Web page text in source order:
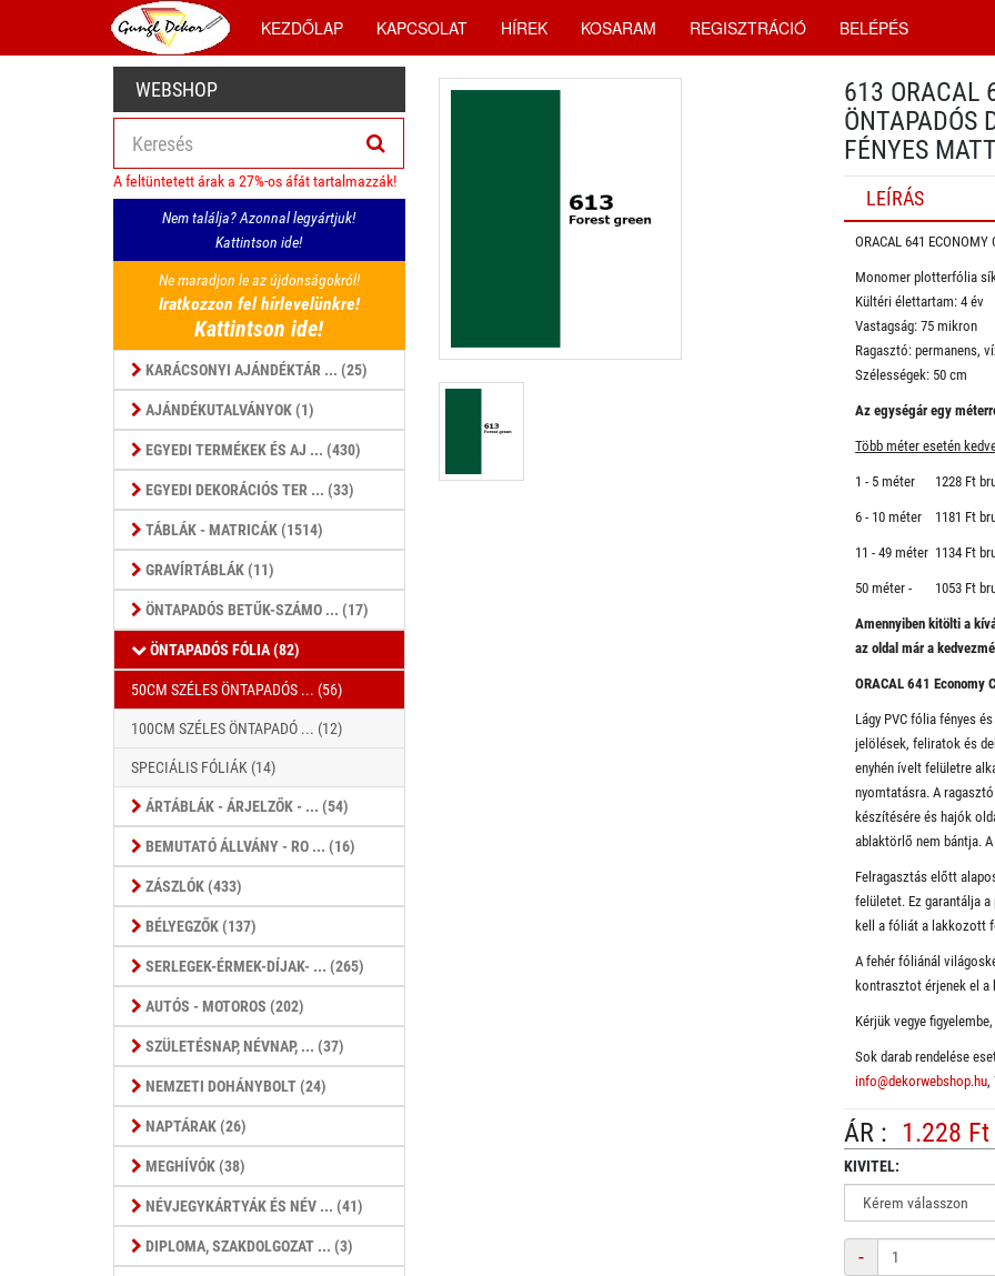
KEZDŐLAP KAPCSOLAT HÍREK KOSARAM REGISZTRÁCIÓ BELÉPÉS
WEBSHOP
A feltüntetett árak a 27%-os áfát tartalmazzák!
Nem találja? Azonnal legyártjuk!
Kattintson ide!
Ne maradjon le az újdonságokról!
Iratkozzon fel hírlevelünkre!
Kattintson ide!
KARÁCSONYI AJÁNDÉKTÁR ... (25)
AJÁNDÉKUTALVÁNYOK (1)
EGYEDI TERMÉKEK ÉS AJ ... (430)
EGYEDI DEKORÁCIÓS TER ... (33)
TÁBLÁK - MATRICÁK (1514)
GRAVÍRTÁBLÁK (11)
ÖNTAPADÓS BETŰK-SZÁMO ... (17)
ÖNTAPADÓS FÓLIA (82)
50CM SZÉLES ÖNTAPADÓS ... (56)
100CM SZÉLES ÖNTAPADÓ ... (12)
SPECIÁLIS FÓLIÁK (14)
ÁRTÁBLÁK - ÁRJELZŐK - ... (54)
BEMUTATÓ ÁLLVÁNY - RO ... (16)
ZÁSZLÓK (433)
BÉLYEGZŐK (137)
SERLEGEK-ÉRMEK-DÍJAK- ... (265)
AUTÓS - MOTOROS (202)
SZÜLETÉSNAP, NÉVNAP, ... (37)
NEMZETI DOHÁNYBOLT (24)
NAPTÁRAK (26)
MEGHÍVÓK (38)
NÉVJEGYKÁRTYÁK ÉS NÉV ... (41)
DIPLOMA, SZAKDOLGOZAT ... (3)
613 ORACAL
ÖNTAPADÓS
FÉNYES MATT
LEÍRÁS
ORACAL 641 ECONOMY
Monomer plotterfólia
Kültéri élettartam: 4 év
Vastagság: 75 mikron
Ragasztó: permanens,
Szélességek: 50 cm
Az egységár egy
Több méter esetén
1 - 5 méter 1228 Ft
6 - 10 méter 1181 Ft
11 - 49 méter 1134 Ft
50 méter - 1053 Ft
Amennyiben kitölti a
​az oldal már a
ORACAL 641 Economy
Lágy PVC fólia fényes
jelölések, feliratok és
enyhén ívelt felületre
nyomtatásra. A
készítésére és hajók
ablaktörlő nem bántja.
Felragasztás előtt
felületet. Ez garantálja
kell a fóliát a lakkozott
A fehér fóliánál
kontrasztot érjenek el
Kérjük vegye
Sok darab rendelése
info@dekorwebshop.hu,
ÁR : 1.228 Ft
KIVITEL:
Mennyiség
-